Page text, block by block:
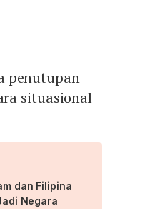
penutupan
situasional
dan Filipina
Negara